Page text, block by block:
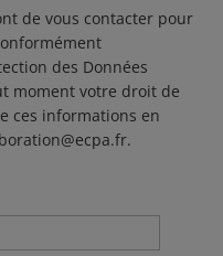
de vous contacter pour
des Données
moment votre droit de
ces informations en
.